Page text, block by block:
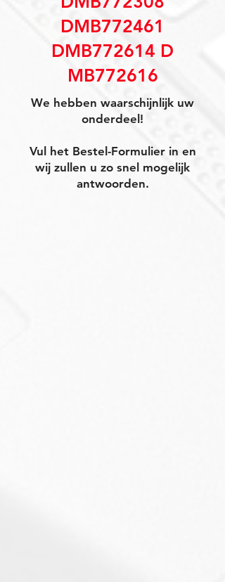
DMB772461
DMB772614 D
MB772616
We hebben waarschijnlijk uw
onderdeel!
Vul het Bestel-Formulier in en
wij zullen u zo snel mogelijk
antwoorden.